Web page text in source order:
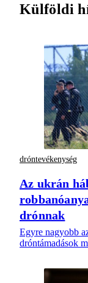
Külföldi
dróntevékenység
Az ukrán
drónnak
Egyre nagyobb
dróntámadások